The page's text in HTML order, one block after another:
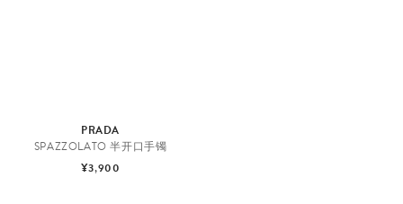
PRADA
SPAZZOLATO 半开口手镯
¥3,900